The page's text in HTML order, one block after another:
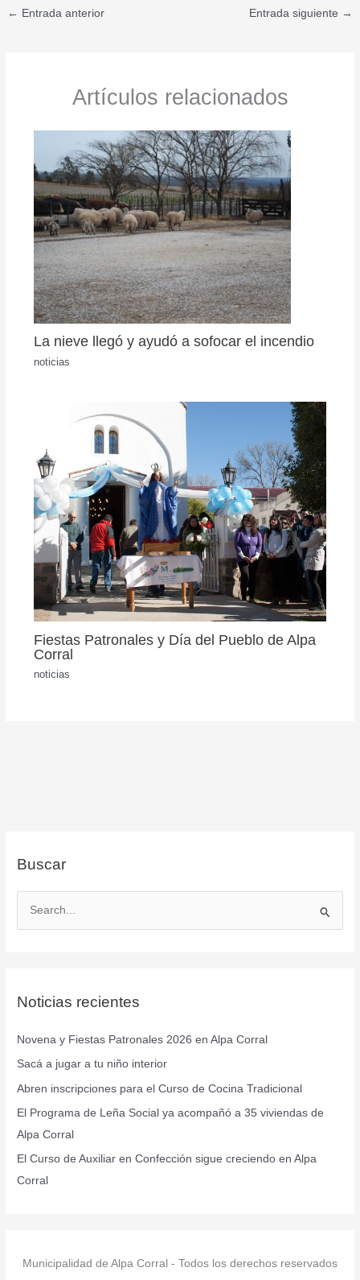
← Entrada anterior Entrada siguiente →
Artículos relacionados
La nieve llegó y ayudó a sofocar el incendio
noticias
Fiestas Patronales y Día del Pueblo de Alpa
Corral
noticias
Buscar
a
p
o
r
:
Noticias recientes
Novena y Fiestas Patronales 2026 en Alpa Corral
Sacá a jugar a tu niño interior
Abren inscripciones para el Curso de Cocina Tradicional
El Programa de Leña Social ya acompañó a 35 viviendas de
Alpa Corral
El Curso de Auxiliar en Confección sigue creciendo en Alpa
Corral
Municipalidad de Alpa Corral - Todos los derechos reservados